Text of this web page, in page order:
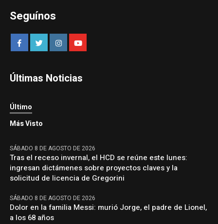
Seguínos
Últimas Noticias
Último
Más Visto
SÁBADO 8 DE AGOSTO DE 2026
Tras el receso invernal, el HCD se reúne este lunes:
ingresan dictámenes sobre proyectos claves y la
solicitud de licencia de Gregorini
SÁBADO 8 DE AGOSTO DE 2026
Dolor en la familia Messi: murió Jorge, el padre de Lionel,
a los 68 años